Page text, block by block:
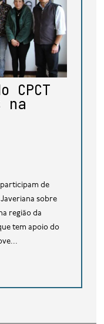
CPCT
na
participam de
sobre
região da
tem apoio do